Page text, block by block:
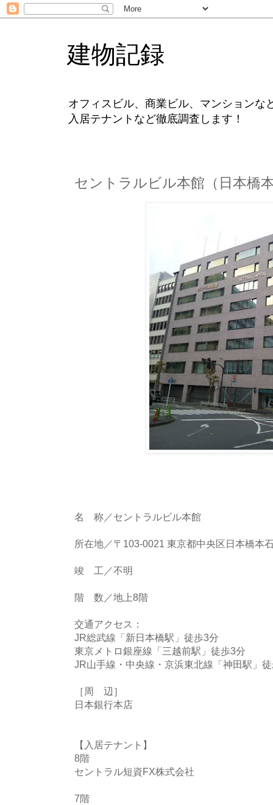
建物記録
オフィスビル、商業ビル、マンションな
入居テナントなど徹底調査します！
セントラルビル本館（日本橋
名 称／セントラルビル本館
所在地／〒103-0021 東京都中央区日本橋本
竣 工／不明
階 数／地上8階
交通アクセス：
JR総武線「新日本橋駅」徒歩3分
東京メトロ銀座線「三越前駅」徒歩3分
JR山手線・中央線・京浜東北線「神田駅」
［周 辺］
日本銀行本店
【入居テナント】
8階
セントラル短資FX株式会社
7階